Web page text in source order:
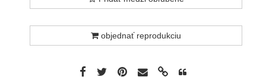
objednať reprodukciu